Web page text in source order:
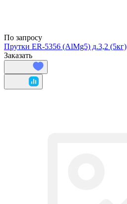
По запросу
Прутки ER-5356 (AlMg5) д.3,2 (5кг)
Заказать